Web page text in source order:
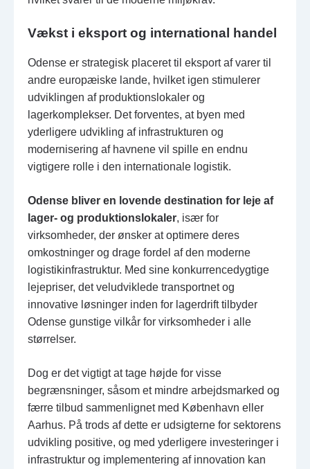
Vækst i eksport og international handel
Odense er strategisk placeret til eksport af varer til
andre europæiske lande, hvilket igen stimulerer
udviklingen af produktionslokaler og
lagerkomplekser. Det forventes, at byen med
yderligere udvikling af infrastrukturen og
modernisering af havnene vil spille en endnu
vigtigere rolle i den internationale logistik.
Odense bliver en lovende destination for leje af
lager- og produktionslokaler, især for
virksomheder, der ønsker at optimere deres
omkostninger og drage fordel af den moderne
logistikinfrastruktur. Med sine konkurrencedygtige
lejepriser, det veludviklede transportnet og
innovative løsninger inden for lagerdrift tilbyder
Odense gunstige vilkår for virksomheder i alle
størrelser.
Dog er det vigtigt at tage højde for visse
begrænsninger, såsom et mindre arbejdsmarked og
færre tilbud sammenlignet med København eller
Aarhus. På trods af dette er udsigterne for sektorens
udvikling positive, og med yderligere investeringer i
infrastruktur og implementering af innovation kan